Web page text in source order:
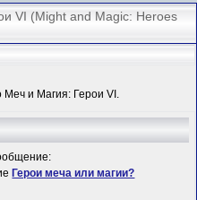
VI (Might and Magic: Heroes
Меч и Магия: Герои VI.
Герои меча или магии?